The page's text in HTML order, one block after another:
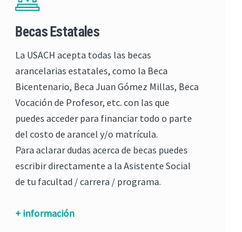
Becas Estatales
La USACH acepta todas las becas
arancelarias estatales, como la Beca
Bicentenario, Beca Juan Gómez Millas, Beca
Vocación de Profesor, etc. con las que
puedes acceder para financiar todo o parte
del costo de arancel y/o matrícula.
Para aclarar dudas acerca de becas puedes
escribir directamente a la Asistente Social
de tu facultad / carrera / programa.
+ información